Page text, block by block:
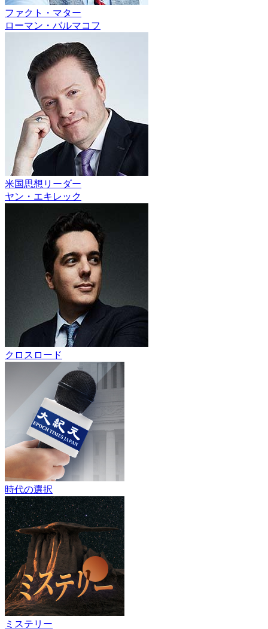
ファクト・マター
ローマン・バルマコフ
米国思想リーダー
ヤン・エキレック
クロスロード
時代の選択
ミステリー